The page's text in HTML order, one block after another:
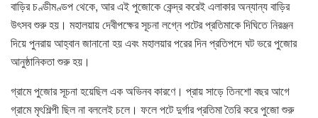
o
o
k
p
p
n
বাড়ির চণ্ডীমণ্ডপ থেকে, আর এই পুজোকে কেন্দ্র করেই এলাকার অন্যান্য বাড়ির
উৎসব শুরু হয়। মহালয়ায় দেবীপক্ষের সূচনা লগ্নে পটের প্রতিমাকে দিঘিতে নিরঞ্জন
দিয়ে পুনরায় আহ্বান জানানো হয় এবং মহালয়ার পরের দিন প্রতিপদে ঘট ভরে পুজোর
আনুষ্ঠানিকতা শুরু হয়।
গ্রামে পুজোর সূচনা হয়েছিল এক অভিনব কারণে। প্রায় সাড়ে তিনশো বছর আগে
গ্রামে মৃৎশিল্পী ছিল না বললেই চলে। ফলে পটে দুর্গার প্রতিমা তৈরি করে পুজো শুরু